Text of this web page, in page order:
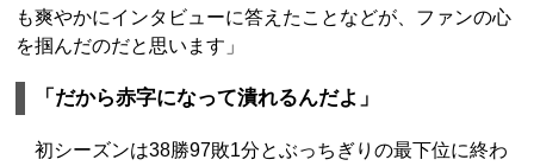
も爽やかにインタビューに答えたことなどが、ファンの心
を掴んだのだと思います」
「だから赤字になって潰れるんだよ」
初シーズンは38勝97敗1分とぶっちぎりの最下位に終わ